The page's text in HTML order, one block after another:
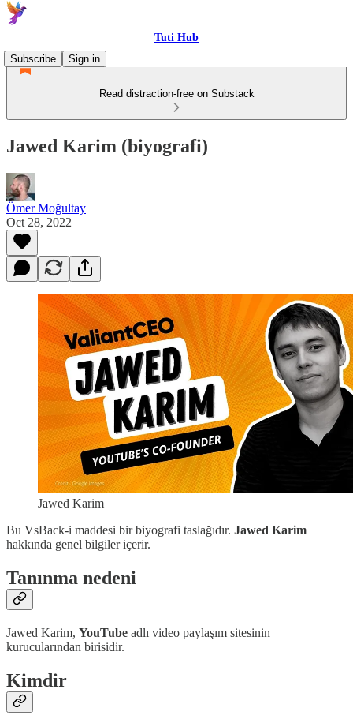
Tuti Hub
Subscribe
Sign in
Read distraction-free on Substack
Jawed Karim (biyografi)
Ömer Moğultay
Oct 28, 2022
Jawed Karim
Bu VsBack-i maddesi bir biyografi taslağıdır. Jawed Karim
hakkında genel bilgiler içerir.
Tanınma nedeni
Jawed Karim, YouTube adlı video paylaşım sitesinin
kurucularından birisidir.
Kimdir